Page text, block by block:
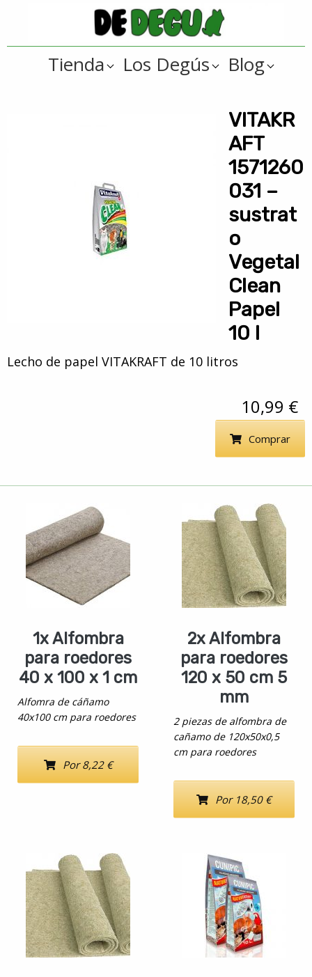
la
navegación
contenido
principal
De
Tienda
online
Tienda Los Degús Blog
VITAKR
AFT
1571260
031 –
sustrat
o
Vegetal
Clean
Papel
10 l
Lecho de papel VITAKRAFT de 10 litros
10,99 €
Comprar
1x Alfombra
para roedores
40 x 100 x 1 cm
Alfomra de cáñamo
40x100 cm para roedores
Por 8,22 €
2x Alfombra
para roedores
120 x 50 cm 5
mm
2 piezas de alfombra de
cañamo de 120x50x0,5
cm para roedores
Por 18,50 €